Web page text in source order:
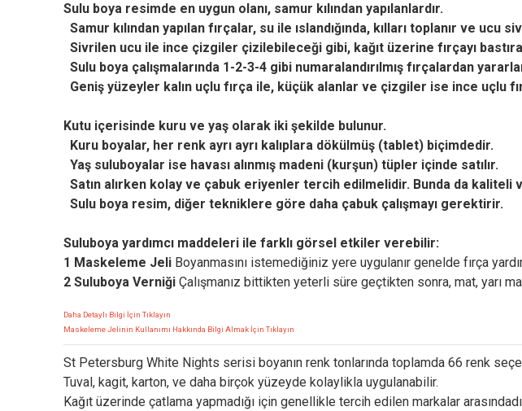
Sulu boya resimde en uygun olanı, samur kılından yapılanlardır.
Samur kılından yapılan fırçalar, su ile ıslandığında, kılları toplanır ve ucu
Sivrilen ucu ile ince çizgiler çizilebileceği gibi, kağıt üzerine fırçayı
Sulu boya çalışmalarında 1-2-3-4 gibi numaralandırılmış fırçalardan
Geniş yüzeyler kalın uçlu fırça ile, küçük alanlar ve çizgiler ise ince uçlu
Kutu içerisinde kuru ve yaş olarak iki şekilde bulunur.
Kuru boyalar, her renk ayrı ayrı kalıplara dökülmüş (tablet) biçimdedir.
Yaş suluboyalar ise havası alınmış madeni (kurşun) tüpler içinde satılır.
Satın alırken kolay ve çabuk eriyenler tercih edilmelidir. Bunda da kaliteli
Sulu boya resim, diğer tekniklere göre daha çabuk çalışmayı gerektirir.
Suluboya yardımcı maddeleri ile farklı görsel etkiler verebilir:
1 Maskeleme Jeli Boyanmasını istemediğiniz yere uygulanır genelde fırça
2 Suluboya Verniği Çalışmanız bittikten yeterli süre geçtikten sonra, mat, yarı
Daha Detaylı Bilgi İçin Tıklayın
Maskeleme Jelinin Kullanımı Hakkında Bilgi Almak İçin Tıklayın
St Petersburg White Nights serisi boyanın renk tonlarında toplamda 66 renk
Tuval, kagit, karton, ve daha birçok yüzeyde kolaylikla uygulanabilir.
Kağıt üzerinde çatlama yapmadığı için genellikle tercih edilen markalar